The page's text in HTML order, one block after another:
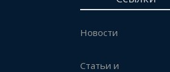
Новости
Статьи и